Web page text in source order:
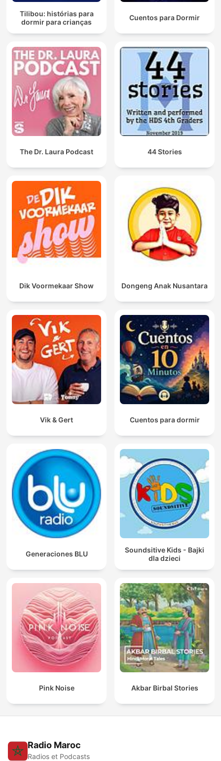
Tilibou: histórias para
dormir para crianças
Cuentos para Dormir
The Dr. Laura Podcast 44 Stories
Dik Voormekaar Show Dongeng Anak Nusantara
Vik & Gert Cuentos para dormir
Generaciones BLU
Soundsitive Kids - Bajki
dla dzieci
Pink Noise Akbar Birbal Stories
Radio Maroc
Radios et Podcasts